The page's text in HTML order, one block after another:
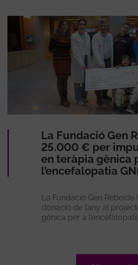
La Fundació Gen
25.000 € per
en teràpia gènica
l’encefalopatia
La Fundació Gen
donació de l’any al
gènica per a